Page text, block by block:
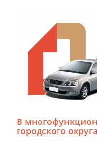
В
городского